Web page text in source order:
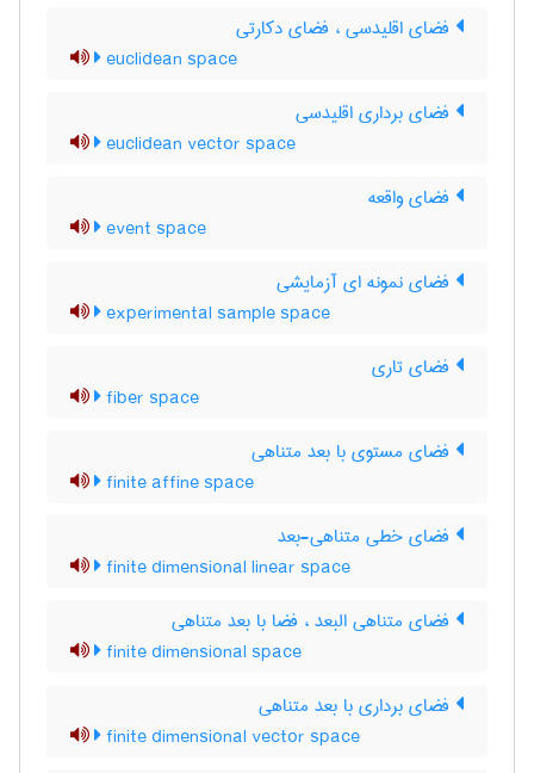
فضای اقلیدسی ، فضای دکارتی
euclidean space
فضای برداری اقلیدسی
euclidean vector space
فضای واقعه
event space
فضای نمونه ای آزمایشی
experimental sample space
فضای تاری
fiber space
فضای مستوی با بعد متناهی
finite affine space
فضای خطی متناهی-بعد
finite dimensional linear space
فضای متناهی البعد ، فضا با بعد متناهی
finite dimensional space
فضای برداری با بعد متناهی
finite dimensional vector space